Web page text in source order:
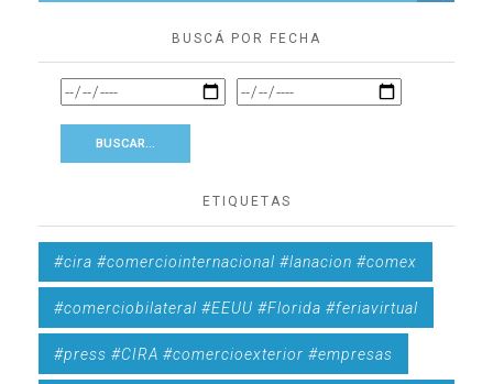
BUSCÁ POR FECHA
ETIQUETAS
#cira #comerciointernacional #lanacion #comex
#comerciobilateral #EEUU #Florida #feriavirtual
#press #CIRA #comercioexterior #empresas